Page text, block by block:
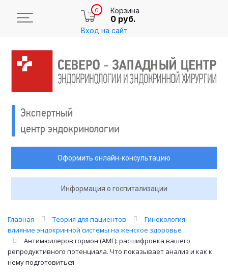
0 Корзина
0 руб.
Вход на сайт
Экспертный
центр эндокринологии
Оформить онлайн-консультацию
Информация о госпитализации
Главная Теория для пациентов
Гинекология —
влияние эндокринной системы на женское здоровье
Антимюллеров гормон (АМГ): расшифровка вашего
репродуктивного потенциала. Что показывает анализ и как к
нему подготовиться